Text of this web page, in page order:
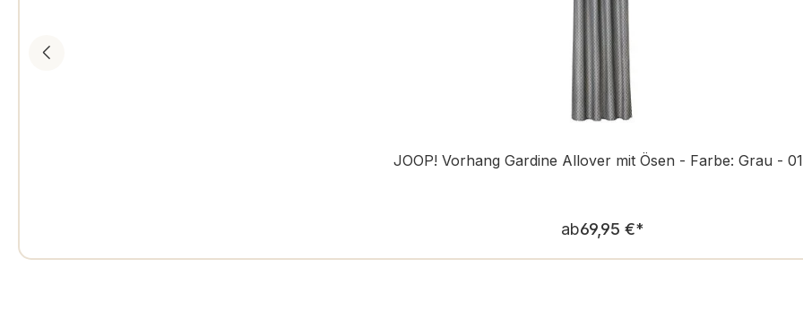
JOOP! Vorhang Gardine Allover mit Ösen - Farbe: Grau -
Regulärer Preis:
ab69,95 €*